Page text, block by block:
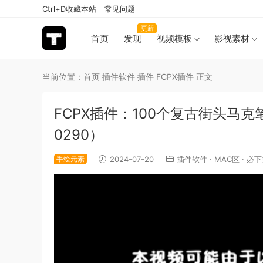
首页 发现
更新
视频模板 影视素材
Ctrl+D收藏本站 常见问题
当前位置： 首页 插件软件 插件 FCPX插件 正文
FCPX插件：100个复古街头马
0290）
手绘元素 2024-07-20 插件软件 · MAC区 · 必